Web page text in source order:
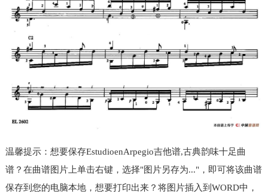
温馨提示：想要保存EstudioenArpegio吉他谱,古典韵味十足曲
谱？在曲谱图片上单击右键，选择"图片另存为..."，即可将该曲谱
保存到您的电脑本地，想要打印出来？将图片插入到WORD中，